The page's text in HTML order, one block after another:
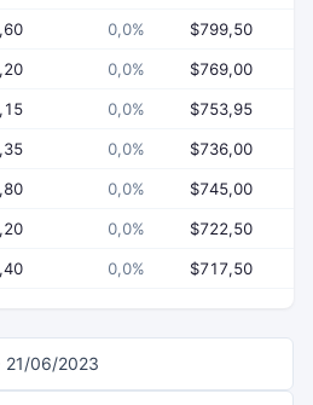
0,0% $799,50
0,0% $769,00
0,0% $753,95
0,0% $736,00
0,0% $745,00
0,0% $722,50
0,0% $717,50
06/2023